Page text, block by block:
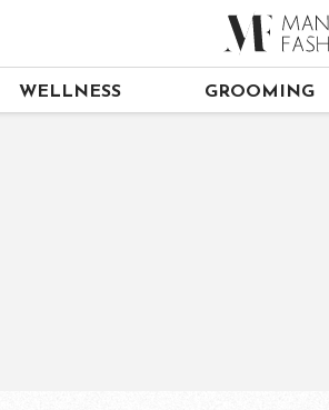
WELLNESS GROOMING